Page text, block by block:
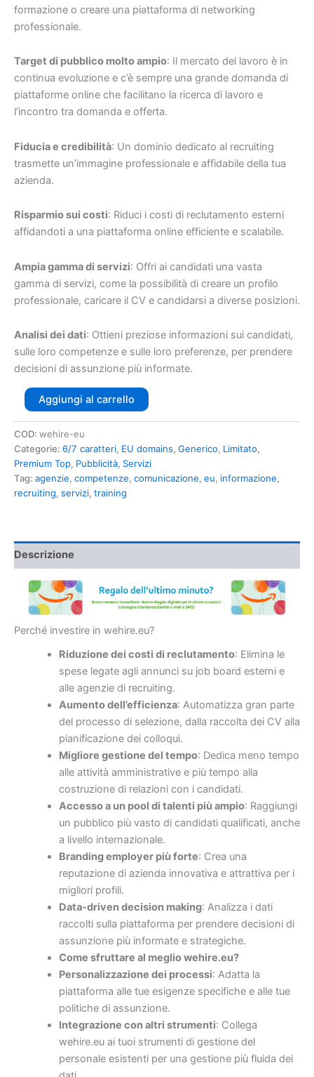
formazione o creare una piattaforma di networking
professionale.
Target di pubblico molto ampio: Il mercato del lavoro è in
continua evoluzione e c’è sempre una grande domanda di
piattaforme online che facilitano la ricerca di lavoro e
l’incontro tra domanda e offerta.
Fiducia e credibilità: Un dominio dedicato al recruiting
trasmette un’immagine professionale e affidabile della tua
azienda.
Risparmio sui costi: Riduci i costi di reclutamento esterni
affidandoti a una piattaforma online efficiente e scalabile.
Ampia gamma di servizi: Offri ai candidati una vasta
gamma di servizi, come la possibilità di creare un profilo
professionale, caricare il CV e candidarsi a diverse posizioni.
Analisi dei dati: Ottieni preziose informazioni sui candidati,
sulle loro competenze e sulle loro preferenze, per prendere
decisioni di assunzione più informate.
Aggiungi al carrello
COD: wehire-eu
Categorie: 6/7 caratteri, EU domains, Generico, Limitato,
Premium Top, Pubblicità, Servizi
Tag: agenzie, competenze, comunicazione, eu, informazione,
recruiting, servizi, training
Descrizione
Perché investire in wehire.eu?
Riduzione dei costi di reclutamento: Elimina le
spese legate agli annunci su job board esterni e
alle agenzie di recruiting.
Aumento dell’efficienza: Automatizza gran parte
del processo di selezione, dalla raccolta dei CV alla
pianificazione dei colloqui.
Migliore gestione del tempo: Dedica meno tempo
alle attività amministrative e più tempo alla
costruzione di relazioni con i candidati.
Accesso a un pool di talenti più ampio: Raggiungi
un pubblico più vasto di candidati qualificati, anche
a livello internazionale.
Branding employer più forte: Crea una
reputazione di azienda innovativa e attrattiva per i
migliori profili.
Data-driven decision making: Analizza i dati
raccolti sulla piattaforma per prendere decisioni di
assunzione più informate e strategiche.
Come sfruttare al meglio wehire.eu?
Personalizzazione dei processi: Adatta la
piattaforma alle tue esigenze specifiche e alle tue
politiche di assunzione.
Integrazione con altri strumenti: Collega
wehire.eu ai tuoi strumenti di gestione del
personale esistenti per una gestione più fluida dei